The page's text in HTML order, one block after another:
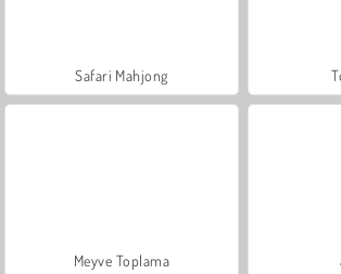
Safari Mahjong
Meyve Toplama